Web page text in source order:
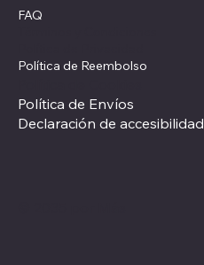
FAQ
Política de Reembolso
Política de Envíos
Declaración de accesibilidad